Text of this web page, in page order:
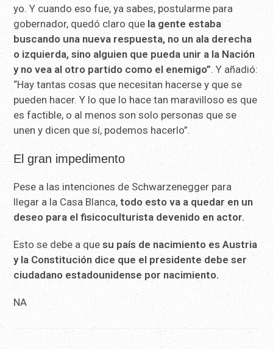
yo. Y cuando eso fue, ya sabes, postularme para
gobernador, quedó claro que la gente estaba
buscando una nueva respuesta, no un ala derecha
o izquierda, sino alguien que pueda unir a la Nación
y no vea al otro partido como el enemigo”. Y añadió:
“Hay tantas cosas que necesitan hacerse y que se
pueden hacer. Y lo que lo hace tan maravilloso es que
es factible, o al menos son solo personas que se
unen y dicen que sí, podemos hacerlo”.
El gran impedimento
Pese a las intenciones de Schwarzenegger para
llegar a la Casa Blanca,todo esto va a quedar en un
deseo para el fisicoculturista devenido en actor.
Esto se debe a quesu país de nacimiento es Austria
y la Constitución dice que el presidente debe ser
ciudadano estadounidense por nacimiento.
NA